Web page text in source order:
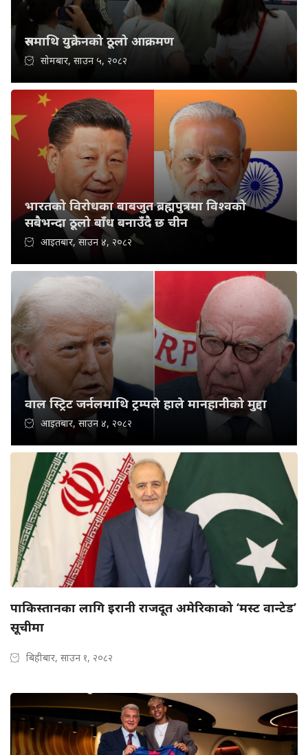
रुसमाथि युक्रेनको ठूलो आक्रमण
सोमबार, साउन ५, २०८२
भारतको विरोधका बाबजुत ब्रह्मपुत्रमा विश्वको
सबैभन्दा ठूलो बाँध बनाउँदै छ चीन
आइतबार, साउन ४, २०८२
वाल स्ट्रिट जर्नलमाथि ट्रम्पले हाले मानहानीको मुद्दा
आइतबार, साउन ४, २०८२
पाकिस्तानका लागि इरानी राजदूत अमेरिकाको ‘मस्ट वान्टेड’
सूचीमा
बिहीबार, साउन १, २०८२